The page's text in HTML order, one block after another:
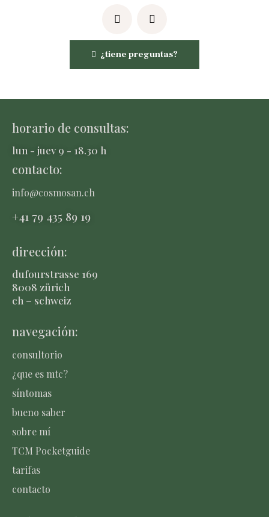
¿tiene preguntas?
horario de consultas:
lun - juev 9 - 18.30 h
contacto:
info@cosmosan.ch
+41 79 435 89 19
dirección:
dufourstrasse 169
8008 zürich
ch – schweiz
navegación:
consultorio
¿que es mtc?
síntomas
bueno saber
sobre mí
TCM Pocketguide
tarifas
contacto